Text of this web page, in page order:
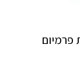
פרמיום